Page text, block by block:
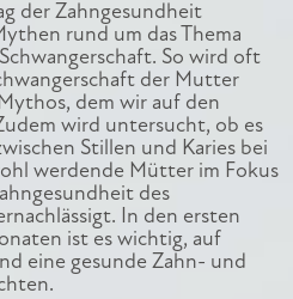
der Zahngesundheit
rund um das Thema
So wird oft
der Mutter
dem wir auf den
wird untersucht, ob es
Stillen und Karies bei
werdende Mütter im Fokus
des
In den ersten
ist es wichtig, auf
eine gesunde Zahn- und